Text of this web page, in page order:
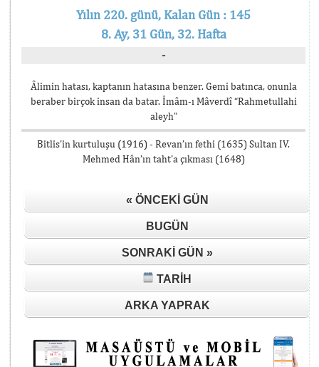
Yılın 220. günü, Kalan Gün : 145
8. Ay, 31 Gün, 32. Hafta
-
Âlimin hatası, kaptanın hatasına benzer. Gemi batınca, onunla
beraber birçok insan da batar. İmâm-ı Mâverdî “Rahmetullahi
aleyh”
Bitlis’in kurtuluşu (1916) - Revan’ın fethi (1635) Sultan IV.
Mehmed Hân’ın taht’a çıkması (1648)
« ÖNCEKI GÜN
BUGÜN
SONRAKI GÜN »
TARIH
ARKA YAPRAK